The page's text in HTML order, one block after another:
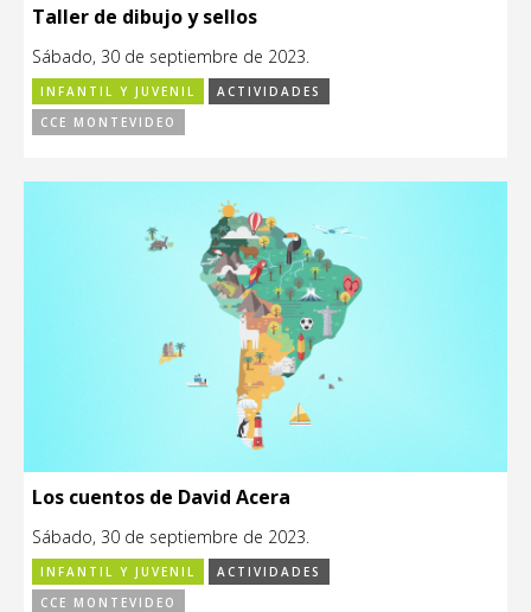
Taller de dibujo y sellos
Sábado, 30 de septiembre de 2023.
INFANTIL Y JUVENIL
ACTIVIDADES
CCE MONTEVIDEO
Los cuentos de David Acera
Sábado, 30 de septiembre de 2023.
INFANTIL Y JUVENIL
ACTIVIDADES
CCE MONTEVIDEO